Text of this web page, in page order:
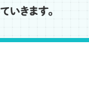
（学会発表・講演）